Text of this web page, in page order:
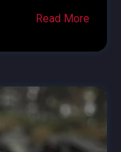
Read More